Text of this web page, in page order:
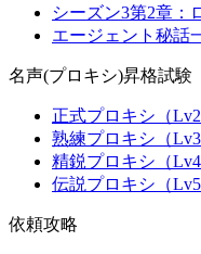
シーズン3第2章：
エージェント秘話
名声(プロキシ)昇格試験
正式プロキシ（
熟練プロキシ（
精鋭プロキシ（
伝説プロキシ（
依頼攻略